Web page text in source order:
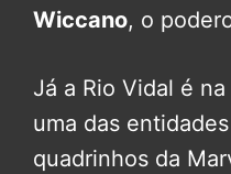
Wiccano, o
Já a Rio Vidal é
uma das
quadrinhos da